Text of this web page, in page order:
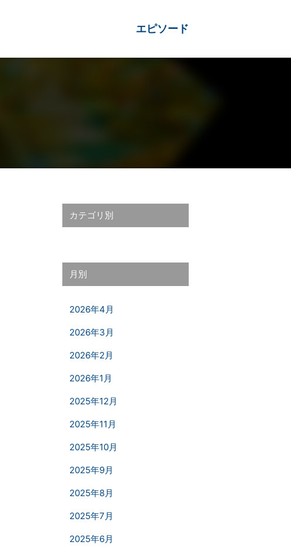
エピソード
カテゴリ別
月別
2026年4月
2026年3月
2026年2月
2026年1月
2025年12月
2025年11月
2025年10月
2025年9月
2025年8月
2025年7月
2025年6月